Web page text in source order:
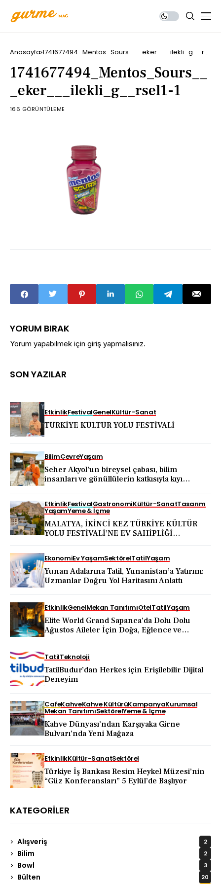
Anasayfa 1741677494_Mentos_Sours___eker___ilekli_g__rsel1-
1741677494_Mentos_Sours__
_eker___ilekli_g__rsel1-1
166 GÖRÜNTÜLEME
YORUM BIRAK
Yorum yapabilmek için giriş yapmalısınız.
SON YAZILAR
EtkinlikFestivalGenelKültür-Sanat
TÜRKİYE KÜLTÜR YOLU FESTİVALİ
BilimÇevreYaşam
Seher Akyol’un bireysel çabası, bilim
insanları ve gönüllülerin katkısıyla kıyı
EtkinlikFestivalGastronomiKültür-SanatTasarım
YaşamYeme & İçme
MALATYA, İKİNCİ KEZ TÜRKİYE KÜLTÜR
YOLU FESTİVALİ’NE EV SAHİPLİĞİ
EkonomiEv YaşamSektörelTatilYaşam
Yunan Adalarına Tatil, Yunanistan’a Yatırım:
Uzmanlar Doğru Yol Haritasını Anlattı
EtkinlikGenelMekan TanıtımıOtelTatilYaşam
Elite World Grand Sapanca’da Dolu Dolu
Ağustos Aileler İçin Doğa, Eğlence ve
TatilTeknoloji
TatilBudur’dan Herkes için Erişilebilir Dijital
Deneyim
CafeKahveKahve KültürüKampanyaKurumsal
Mekan TanıtımıSektörelYeme & İçme
Kahve Dünyası’ndan Karşıyaka Girne
Bulvarı’nda Yeni Mağaza
EtkinlikKültür-SanatSektörel
Türkiye İş Bankası Resim Heykel Müzesi’nin
“Güz Konferansları” 5 Eylül’de Başlıyor
KATEGORILER
Alışveriş 2
Bilim 2
Bowl 3
Bülten 20